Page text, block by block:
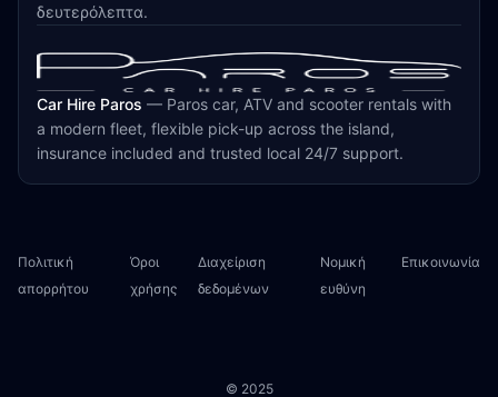
δευτερόλεπτα.
Car Hire Paros — Paros car, ATV and scooter rentals with
a modern fleet, flexible pick-up across the island,
insurance included and trusted local 24/7 support.
Πολιτική
απορρήτου
Όροι
χρήσης
Διαχείριση
δεδομένων
Νομική
ευθύνη
Επικοινωνία
© 2025